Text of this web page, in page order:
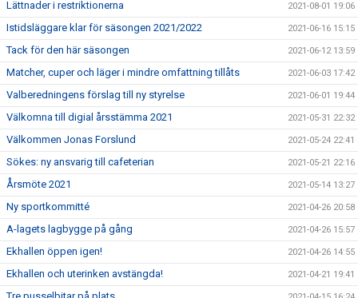
Lättnader i restriktionerna 2021-08-01 19:06
Istidsläggare klar för säsongen 2021/2022 2021-06-16 15:15
Tack för den här säsongen 2021-06-12 13:59
Matcher, cuper och läger i mindre omfattning tillåts 2021-06-03 17:42
Valberedningens förslag till ny styrelse 2021-06-01 19:44
Välkomna till digial årsstämma 2021 2021-05-31 22:32
Välkommen Jonas Forslund 2021-05-24 22:41
Sökes: ny ansvarig till cafeterian 2021-05-21 22:16
Årsmöte 2021 2021-05-14 13:27
Ny sportkommitté 2021-04-26 20:58
A-lagets lagbygge på gång 2021-04-26 15:57
Ekhallen öppen igen! 2021-04-26 14:55
Ekhallen och uterinken avstängda! 2021-04-21 19:41